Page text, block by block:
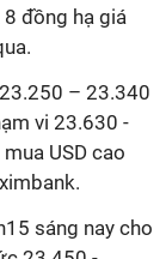
đồng hạ giá
– 23.340
vi 23.630 -
USD cao
sáng nay cho